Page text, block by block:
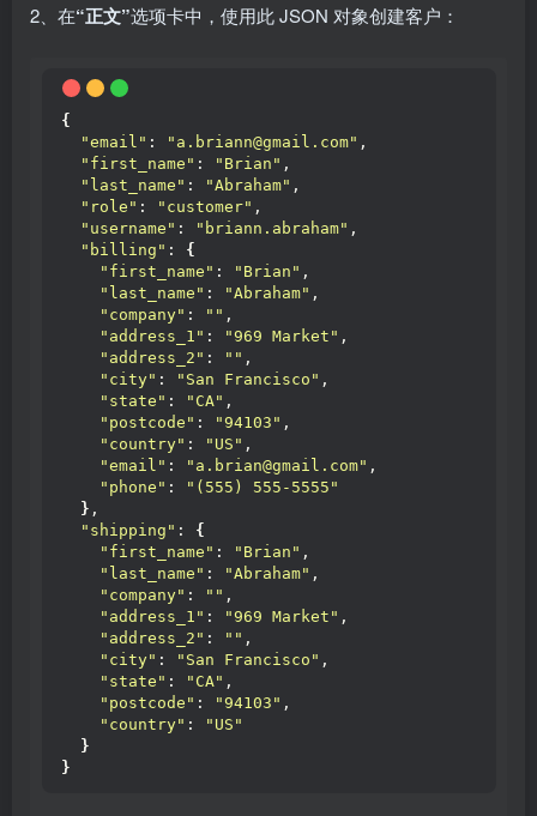
2、在“正文”选项卡中，使用此 JSON 对象创建客户：
{
"email" : "a.briann@gmail.com" ,
"first_name" : "Brian" ,
"last_name" : "Abraham" ,
"role" : "customer" ,
"username" : "briann.abraham" ,
"billing" : {
"first_name" : "Brian" ,
"last_name" : "Abraham" ,
"company" : "" ,
"address_1" : "969 Market" ,
"address_2" : "" ,
"city" : "San Francisco" ,
"state" : "CA" ,
"postcode" : "94103" ,
"country" : "US" ,
"email" : "a.brian@gmail.com" ,
"phone" :
"(555) 555-5555"
} ,
"shipping" : {
"first_name" : "Brian" ,
"last_name" : "Abraham" ,
"company" : "" ,
"address_1" : "969 Market" ,
"address_2" : "" ,
"city" : "San Francisco" ,
"state" : "CA" ,
"postcode" : "94103" ,
"country" :
"US"
}
}